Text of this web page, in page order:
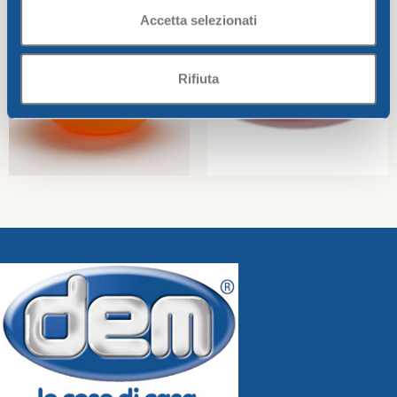
Accetta selezionati
Rifiuta
5,21€
Add To Cart
1,40
Add To Cart